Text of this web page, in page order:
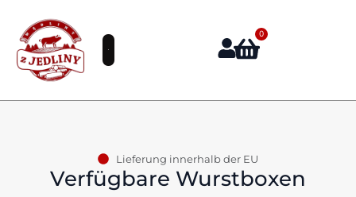
0
Lieferung innerhalb der EU
Verfügbare Wurstboxen